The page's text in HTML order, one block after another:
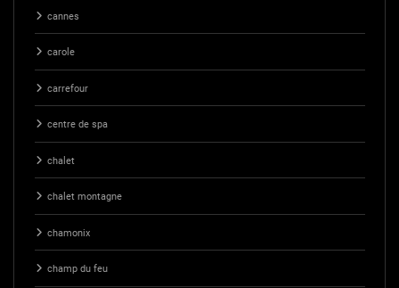
cannes
carole
carrefour
centre de spa
chalet
chalet montagne
chamonix
champ du feu